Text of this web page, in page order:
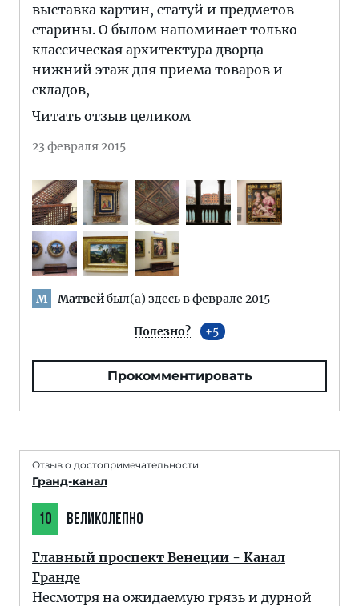
выставка картин, статуй и предметов
старины. О былом напоминает только
классическая архитектура дворца -
нижний этаж для приема товаров и
складов,
Читать отзыв целиком
23 февраля 2015
М Матвейбыл(а) здесь в феврале 2015
Полезно? 5
Прокомментировать
Отзыв о достопримечательности
Гранд-канал
10 ВЕЛИКОЛЕПНО
Главный проспект Венеции - Канал
Гранде
Несмотря на ожидаемую грязь и дурной